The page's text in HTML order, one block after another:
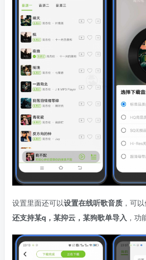
设置里面还可以设置在线听歌音质 ，可
还支持某q，某抑云，某狗歌单导入 ，功